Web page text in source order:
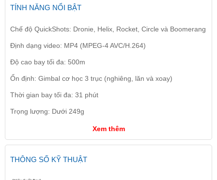
TÍNH NĂNG NỔI BẬT
Chế độ QuickShots: Dronie, Helix, Rocket, Circle và Boomerang
Định dạng video: MP4 (MPEG-4 AVC/H.264)
Độ cao bay tối đa: 500m
Ổn định: Gimbal cơ học 3 trục (nghiêng, lăn và xoay)
Thời gian bay tối đa: 31 phút
Trọng lượng: Dưới 249g
Xem thêm
THÔNG SỐ KỸ THUẬT